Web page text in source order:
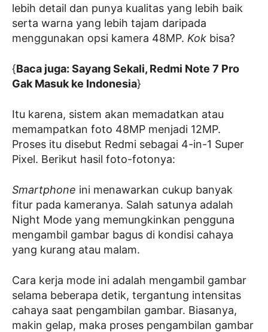
lebih detail dan punya kualitas yang lebih baik
serta warna yang lebih tajam daripada
menggunakan opsi kamera 48MP. Kok bisa?
{Baca juga: Sayang Sekali, Redmi Note 7 Pro
Gak Masuk ke Indonesia}
Itu karena, sistem akan memadatkan atau
memampatkan foto 48MP menjadi 12MP.
Proses itu disebut Redmi sebagai 4-in-1 Super
Pixel. Berikut hasil foto-fotonya:
Smartphone ini menawarkan cukup banyak
fitur pada kameranya. Salah satunya adalah
Night Mode yang memungkinkan pengguna
mengambil gambar bagus di kondisi cahaya
yang kurang atau malam.
Cara kerja mode ini adalah mengambil gambar
selama beberapa detik, tergantung intensitas
cahaya saat pengambilan gambar. Biasanya,
makin gelap, maka proses pengambilan gambar